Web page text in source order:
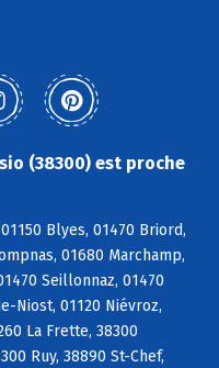
(38300) est proche
Blyes, 01470 Briord,
01680 Marchamp,
Seillonnaz, 01470
Niost, 01120 Niévroz,
La Frette, 38300
Ruy, 38890 St-Chef,